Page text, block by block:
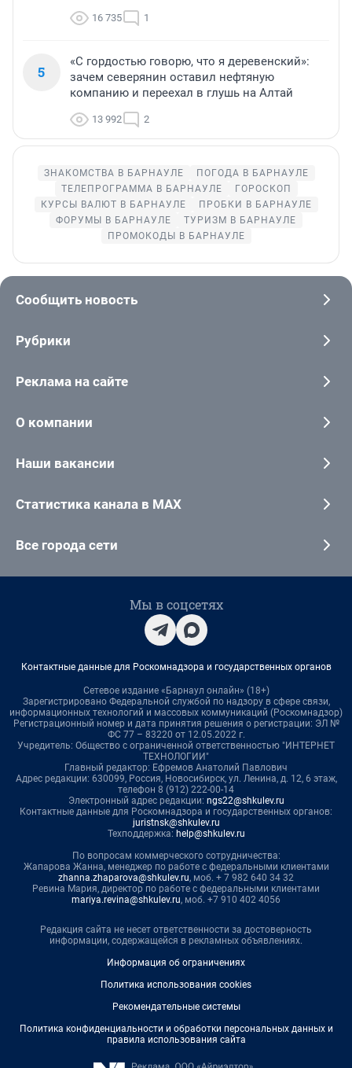
16 735 1
5
«С гордостью говорю, что я деревенский»:
зачем северянин оставил нефтяную
компанию и переехал в глушь на Алтай
13 992 2
ЗНАКОМСТВА В БАРНАУЛЕ
ПОГОДА В БАРНАУЛЕ
ТЕЛЕПРОГРАММА В БАРНАУЛЕ
ГОРОСКОП
КУРСЫ ВАЛЮТ В БАРНАУЛЕ
ПРОБКИ В БАРНАУЛЕ
ФОРУМЫ В БАРНАУЛЕ
ТУРИЗМ В БАРНАУЛЕ
ПРОМОКОДЫ В БАРНАУЛЕ
Сообщить новость
Рубрики
Реклама на сайте
О компании
Наши вакансии
Статистика канала в MAX
Все города сети
Мы в соцсетях
Контактные данные для Роскомнадзора и государственных органов
Сетевое издание «Барнаул онлайн» (18+)
Зарегистрировано Федеральной службой по надзору в сфере связи,
информационных технологий и массовых коммуникаций (Роскомнадзор)
Регистрационный номер и дата принятия решения о регистрации: ЭЛ №
ФС 77 – 83220 от 12.05.2022 г.
Учредитель: Общество с ограниченной ответственностью "ИНТЕРНЕТ
ТЕХНОЛОГИИ"
Главный редактор: Ефремов Анатолий Павлович
Адрес редакции: 630099, Россия, Новосибирск, ул. Ленина, д. 12, 6 этаж,
телефон 8 (912) 222-00-14
Электронный адрес редакции: ngs22@shkulev.ru
Контактные данные для Роскомнадзора и государственных органов:
juristnsk@shkulev.ru
Техподдержка: help@shkulev.ru
По вопросам коммерческого сотрудничества:
Жапарова Жанна, менеджер по работе с федеральными клиентами
zhanna.zhaparova@shkulev.ru, моб. + 7 982 640 34 32
Ревина Мария, директор по работе с федеральными клиентами
mariya.revina@shkulev.ru, моб. +7 910 402 4056
Редакция сайта не несет ответственности за достоверность
информации, содержащейся в рекламных объявлениях.
Информация об ограничениях
Политика использования cookies
Рекомендательные системы
Политика конфиденциальности и обработки персональных данных и
правила использования сайта